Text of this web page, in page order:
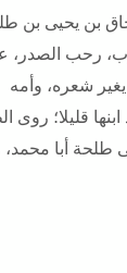
بن يحيى بن
رحب
شعره، وأمه
قليلا؛ روى
طلحة أبا